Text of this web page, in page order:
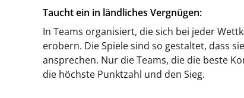
Taucht ein in ländliches Vergnügen:
In Teams organisiert, die sich bei jeder
erobern. Die Spiele sind so gestaltet, dass
ansprechen. Nur die Teams, die die beste
die höchste Punktzahl und den Sieg.